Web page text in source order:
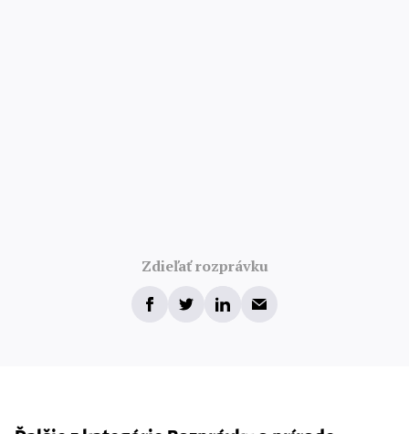
Zdieľať rozprávku